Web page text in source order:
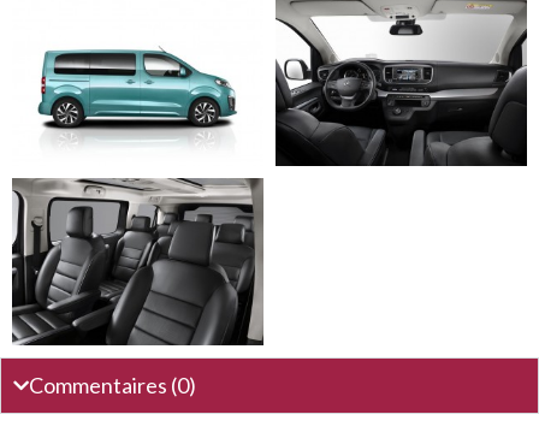
Commentaires (0)